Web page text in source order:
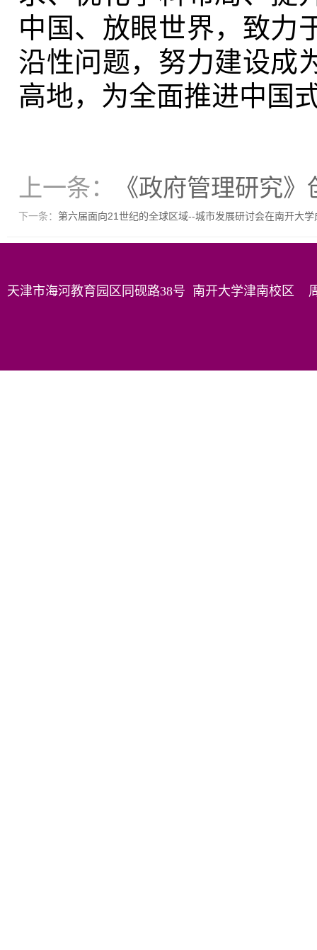
中国、放眼世界，致力
沿性问题，努力建设成
高地，为全面推进中国
上一条： 《政府管理研究
下一条： 第六届面向21世纪的全球区域--城市发展研讨会在南开大学
天津市海河教育园区同砚路38号 南开大学津南校区